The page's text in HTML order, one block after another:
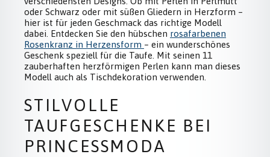
oder Schwarz oder mit süßen Gliedern in Herzform –
hier ist für jeden Geschmack das richtige Modell
dabei. Entdecken Sie den hübschen rosafarbenen
Rosenkranz in Herzensform – ein wunderschönes
Geschenk speziell für die Taufe. Mit seinen 11
zauberhaften herzförmigen Perlen kann man dieses
Modell auch als Tischdekoration verwenden.
STILVOLLE
TAUFGESCHENKE BEI
PRINCESSMODA